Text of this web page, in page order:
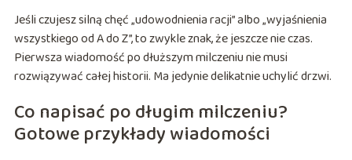
Jeśli czujesz silną chęć „udowodnienia racji” albo „wyjaśnienia
wszystkiego od A do Z”, to zwykle znak, że jeszcze nie czas.
Pierwsza wiadomość po dłuższym milczeniu nie musi
rozwiązywać całej historii. Ma jedynie delikatnie uchylić drzwi.
Co napisać po długim milczeniu?
Gotowe przykłady wiadomości